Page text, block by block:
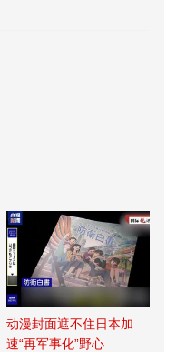
动漫封面遮不住日本加
速“再军事化”野心